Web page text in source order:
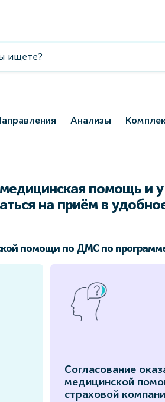
Анализы
помощь
на приём в
помощи по ДМС по
Согласование
медицинской
страховой